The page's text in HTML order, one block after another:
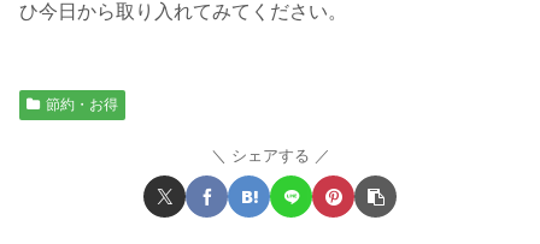
ひ今日から取り入れてみてください。
節約・お得
シェアする